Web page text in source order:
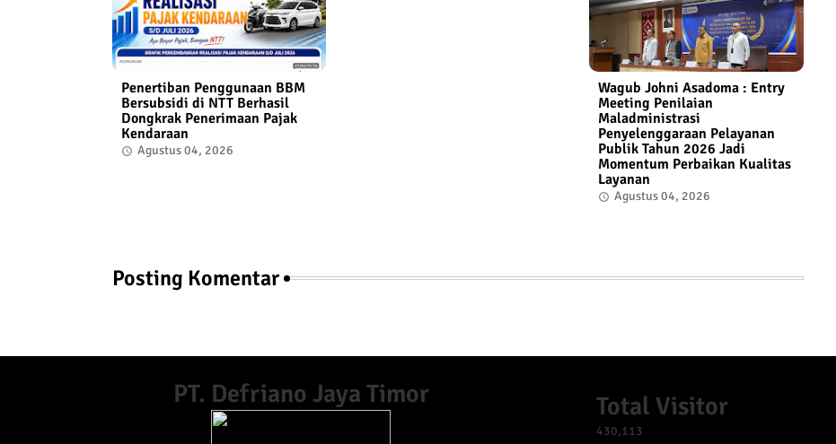
Penertiban Penggunaan BBM
Bersubsidi di NTT Berhasil
Dongkrak Penerimaan Pajak
Kendaraan
Agustus 04, 2026
Wagub Johni Asadoma : Entry
Meeting Penilaian
Maladministrasi
Penyelenggaraan Pelayanan
Publik Tahun 2026 Jadi
Momentum Perbaikan Kualitas
Layanan
Agustus 04, 2026
Posting Komentar
PT. Defriano Jaya Timor Total Visitor
430,113